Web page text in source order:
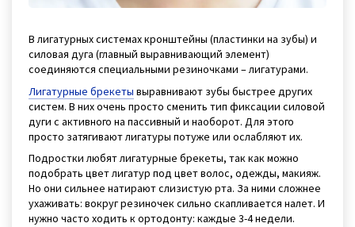
В лигатурных системах кронштейны (пластинки на зубы) и
силовая дуга (главный выравнивающий элемент)
соединяются специальными резиночками – лигатурами.
Лигатурные брекеты выравнивают зубы быстрее других
систем. В них очень просто сменить тип фиксации силовой
дуги с активного на пассивный и наоборот. Для этого
просто затягивают лигатуры потуже или ослабляют их.
Подростки любят лигатурные брекеты, так как можно
подобрать цвет лигатур под цвет волос, одежды, макияж.
Но они сильнее натирают слизистую рта. За ними сложнее
ухаживать: вокруг резиночек сильно скапливается налет. И
нужно часто ходить к ортодонту: каждые 3-4 недели.